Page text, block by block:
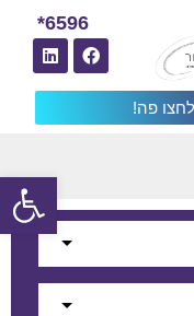
פה!
6596*